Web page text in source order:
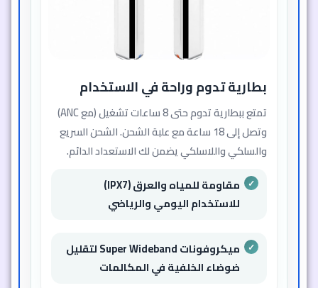
بطارية تدوم وراحة في الاستخدام
تمتع ببطارية تدوم حتى 8 ساعات تشغيل (مع ANC)
وتصل إلى 18 ساعة مع علبة الشحن. الشحن السريع
والسلكي واللاسلكي يضمن لك الاستعداد الدائم.
مقاومة للمياه والعرق (IPX7)
للاستخدام اليومي والرياضي
ميكروفونات Super Wideband لتقليل
ضوضاء الخلفية في المكالمات